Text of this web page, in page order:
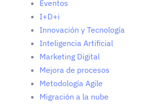
Eventos
I+D+i
Innovación y Tecnología
Inteligencia Artificial
Marketing Digital
Mejora de procesos
Metodología Agile
Migración a la nube